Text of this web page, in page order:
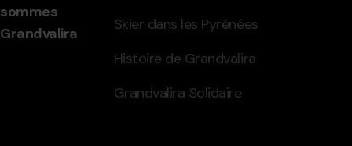
sommes
Grandvalira
Skier dans les Pyrénées
Histoire de Grandvalira
Grandvalira Solidaire